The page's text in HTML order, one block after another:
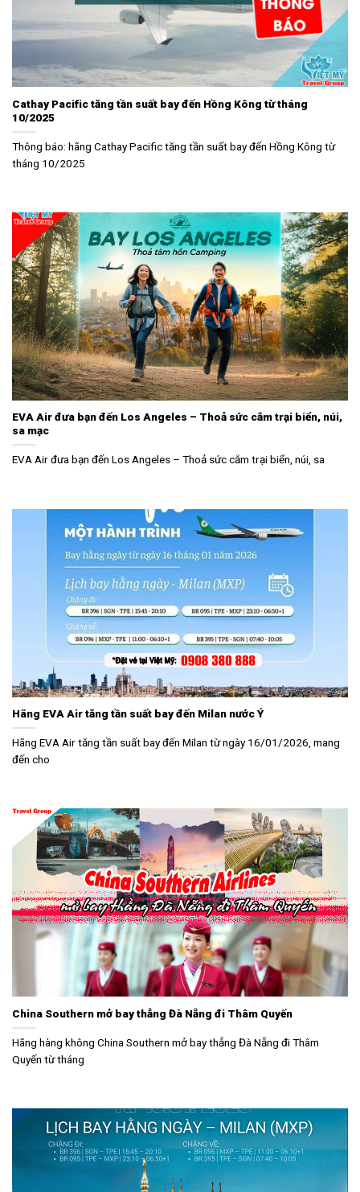
Cathay Pacific tăng tần suất bay đến Hồng Kông từ tháng
10/2025
Thông báo: hãng Cathay Pacific tăng tần suất bay đến Hồng Kông từ
tháng 10/2025
EVA Air đưa bạn đến Los Angeles – Thoả sức cắm trại biển, núi,
sa mạc
EVA Air đưa bạn đến Los Angeles – Thoả sức cắm trại biển, núi, sa
Hãng EVA Air tăng tần suất bay đến Milan nước Ý
Hãng EVA Air tăng tần suất bay đến Milan từ ngày 16/01/2026, mang
đến cho
China Southern mở bay thẳng Đà Nẵng đi Thâm Quyến
Hãng hàng không China Southern mở bay thẳng Đà Nẵng đi Thâm
Quyến từ tháng